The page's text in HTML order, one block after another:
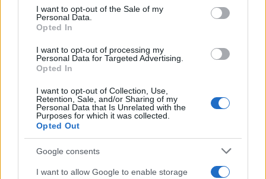
consent section.
I want to opt-out of the Sale of my
Personal Data.
Opted In
I want to opt-out of processing my
Personal Data for Targeted Advertising.
Opted In
I want to opt-out of Collection, Use,
Retention, Sale, and/or Sharing of my
Personal Data that Is Unrelated with the
Purposes for which it was collected.
Opted Out
Google consents
I want to allow Google to enable storage
Infanta Sofia di Spagna: l’abito estivo che conquista
Palma de Mallorca
Camilla Fiore · 5 Ago 2026